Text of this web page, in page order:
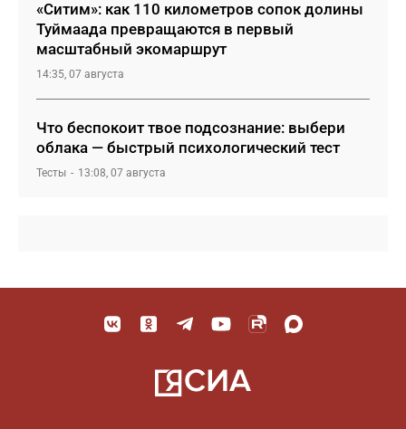
«Ситим»: как 110 километров сопок долины
Туймаада превращаются в первый
масштабный экомаршрут
14:35, 07 августа
Что беспокоит твое подсознание: выбери
облака — быстрый психологический тест
Тесты 13:08, 07 августа